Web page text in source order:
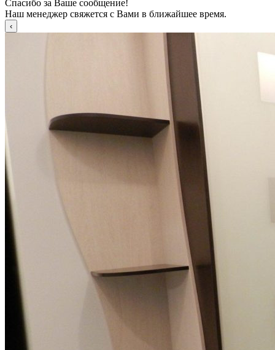
Спасибо за Ваше сообщение!
Наш менеджер свяжется с Вами в ближайшее время.